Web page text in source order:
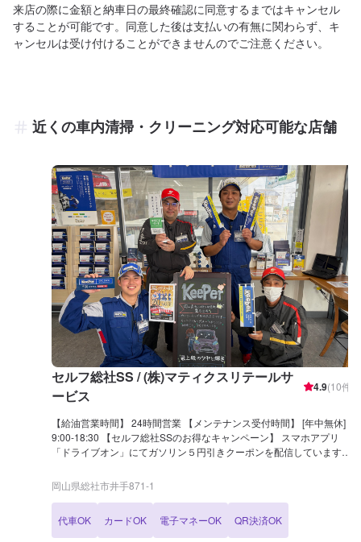
来店の際に金額と納車日の最終確認に同意するまではキャンセル
することが可能です。同意した後は支払いの有無に関わらず、キ
ャンセルは受け付けることができませんのでご注意ください。
近くの車内清掃・クリーニング対応可能な店舗
セルフ総社SS / (株)マティクスリテールサ
ービス
4.9(10件)
【給油営業時間】 24時間営業 【メンテナンス受付時間】 [年中無休]
9:00-18:30 【セルフ総社SSのお得なキャンペーン】 スマホアプリ
「ドライブオン」にてガソリン５円引きクーポンを配信しています。
1名が在籍しています。水を弾いて安全に運行するためにも当店でカ
ーコーティングを体験してみませんか？ ○洗車機のご用意がございま
きます。 ○代車無料貸出しております。（ネット予約時にご選択くだ
さい） ○新車・中古車販売や買取 車の販売・買取を実施しています！
岡山県総社市井手871-1
代車OK カードOK 電子マネーOK QR決済OK